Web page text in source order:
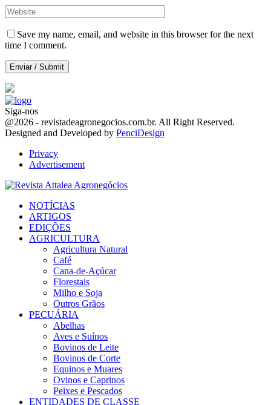
Save my name, email, and website in this browser for the next
time I comment.
Siga-nos
Facebook
Twitter
Instagram
Linkedin
Youtube
Email
@2026 - revistadeagronegocios.com.br. All Right Reserved.
Designed and Developed by PenciDesign
Privacy
Advertisement
NOTÍCIAS
ARTIGOS
EDIÇÕES
AGRICULTURA
Agricultura Natural
Café
Cana-de-Açúcar
Florestais
Milho e Soja
Outros Grãos
PECUÁRIA
Abelhas
Aves e Suínos
Bovinos de Leite
Bovinos de Corte
Equinos e Muares
Ovinos e Caprinos
Peixes e Pescados
ENTIDADES DE CLASSE